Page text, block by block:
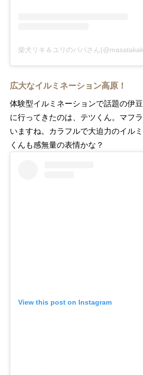
広大なイルミネーション高原！
体験型イルミネーションで話題の伊
に行ってきたのは、テツくん。マフ
いますね。カラフルで大迫力のイル
くんも感無量の表情かな？
View this post on Instagram